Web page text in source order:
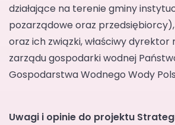
działające na terenie gminy
pozarządowe oraz
oraz ich związki, właściwy dyrektor
zarządu gospodarki wodnej
Gospodarstwa Wodnego Wody
Uwagi i opinie do projektu